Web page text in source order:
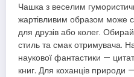
Чашка з веселим
жартівливим образом може
для друзів або колег.
стиль та смак отримувача.
наукової фантастики —
книг. Для коханців природи